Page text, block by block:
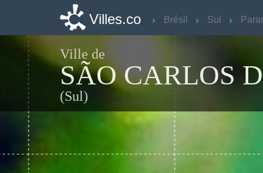
Villes.co Brésil Sul
Ville de
SÃO CARLOS
(Sul)
Villes.co Brésil Sul